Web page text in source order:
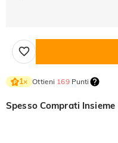
1× Ottieni 169Punti
Spesso Comprati Insieme